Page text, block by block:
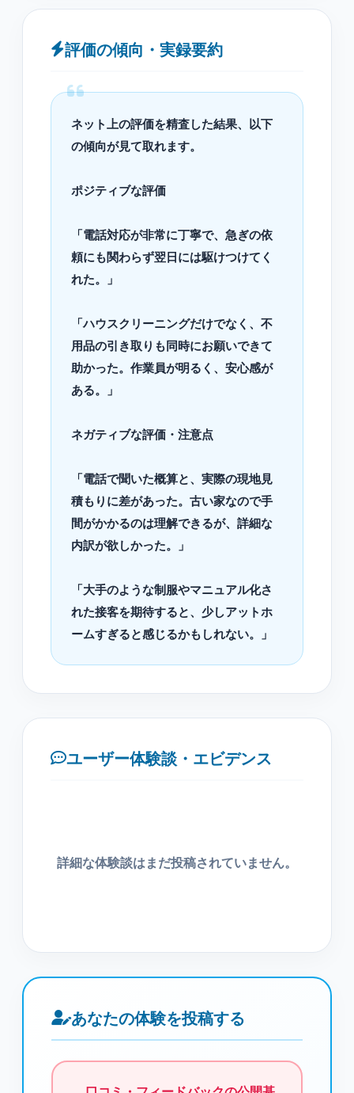
評価の傾向・実録要約
ネット上の評価を精査した結果、以下
の傾向が見て取れます。
ポジティブな評価
「電話対応が非常に丁寧で、急ぎの依
頼にも関わらず翌日には駆けつけてく
れた。」
「ハウスクリーニングだけでなく、不
用品の引き取りも同時にお願いできて
助かった。作業員が明るく、安心感が
ある。」
ネガティブな評価・注意点
「電話で聞いた概算と、実際の現地見
積もりに差があった。古い家なので手
間がかかるのは理解できるが、詳細な
内訳が欲しかった。」
「大手のような制服やマニュアル化さ
れた接客を期待すると、少しアットホ
ームすぎると感じるかもしれない。」
ユーザー体験談・エビデンス
詳細な体験談はまだ投稿されていません。
あなたの体験を投稿する